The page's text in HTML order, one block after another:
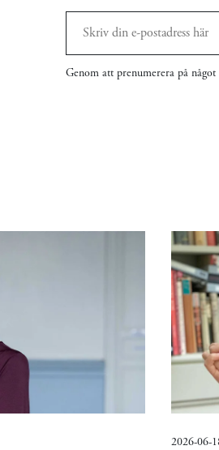
Genom att prenumerera på
2026-06-